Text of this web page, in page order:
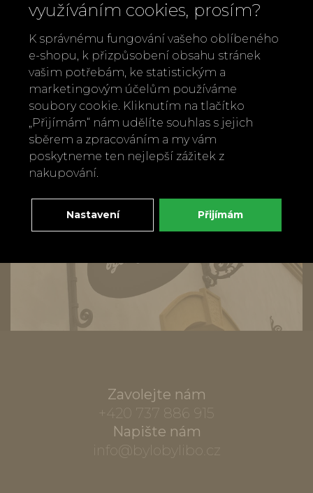
Materiál: porcelán
Rozměry: výška cca 5,5 cm
Zpět Doporučit
Zavolejte nám
+420 737 886 915
Napište nám
info@bylobylibo.cz
využíváním cookies, prosím?
K správnému fungování vašeho oblíbeného
e-shopu, k přizpůsobení obsahu stránek
vašim potřebám, ke statistickým a
marketingovým účelům používáme
soubory cookie. Kliknutím na tlačítko
„Přijímám“ nám udělíte souhlas s jejich
sběrem a zpracováním a my vám
poskytneme ten nejlepší zážitek z
nakupování.
Nastavení Přijímám